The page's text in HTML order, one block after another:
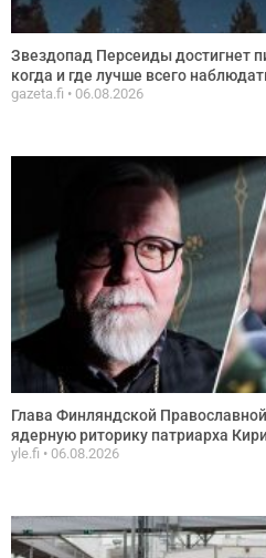
Звездопад Персеиды достигнет
когда и где лучше всего
gazeta.fi 06.08.2026
Глава Финляндской
ядерную риторику патриарха
yle.fi 06.08.2026